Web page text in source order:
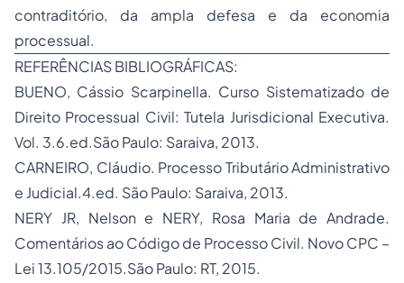
contraditório, da ampla defesa e da economia
processual.
REFERÊNCIAS BIBLIOGRÁFICAS:
BUENO, Cássio Scarpinella. Curso Sistematizado de
Direito Processual Civil: Tutela Jurisdicional Executiva.
Vol. 3.6.ed.São Paulo: Saraiva, 2013.
CARNEIRO, Cláudio. ProcessoTributário Administrativo
e Judicial.4.ed. São Paulo: Saraiva, 2013.
NERY JR, Nelson e NERY, Rosa Maria de Andrade.
Comentários ao Código de Processo Civil. Novo CPC –
Lei 13.105/2015.São Paulo: RT, 2015.